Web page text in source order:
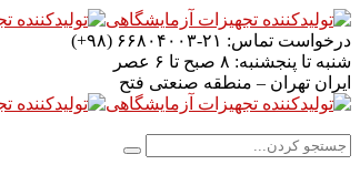
درخواست تماس: ۲۱-۶۶۸۰۴۰۰۳ (۹۸+)
شنبه تا پنجشنبه: ۸ صبح تا ۶ عصر
ایران تهران – منطقه صنعتی فتح